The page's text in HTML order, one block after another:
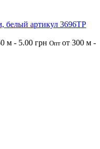
белый артикул 3696ТР
м - 5.00 грн Опт от 300 м -